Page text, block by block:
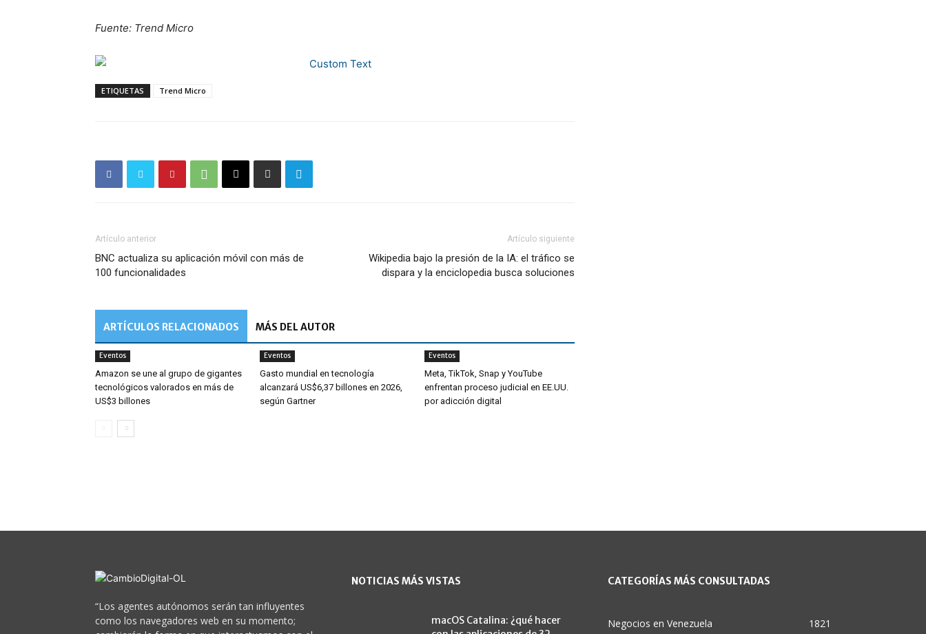
Fuente: Trend Micro
ETIQUETAS Trend Micro
Artículo anterior
BNC actualiza su aplicación móvil con más de
100 funcionalidades
Artículo siguiente
Wikipedia bajo la presión de la IA: el tráfico se
dispara y la enciclopedia busca soluciones
ARTÍCULOS RELACIONADOS MÁS DEL AUTOR
Eventos
Amazon se une al grupo de gigantes
tecnológicos valorados en más de
US$3 billones
Eventos
Gasto mundial en tecnología
alcanzará US$6,37 billones en 2026,
según Gartner
Eventos
Meta, TikTok, Snap y YouTube
enfrentan proceso judicial en EE.UU.
por adicción digital
“Los agentes autónomos serán tan influyentes
como los navegadores web en su momento;
NOTICIAS MÁS VISTAS
macOS Catalina: ¿qué hacer
CATEGORÍAS MÁS CONSULTADAS
Negocios en Venezuela 1821